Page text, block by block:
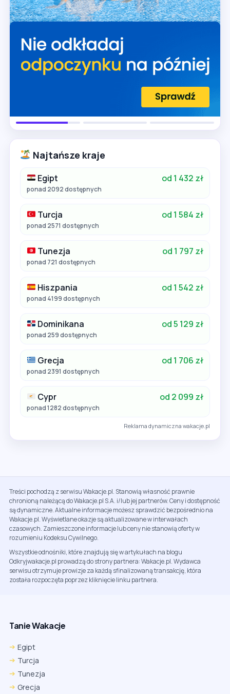
Najtańsze kraje
Egipt od 1 432 zł
ponad 2092 dostępnych
Turcja od 1 584 zł
ponad 2571 dostępnych
Tunezja od 1 797 zł
ponad 721 dostępnych
Hiszpania od 1 542 zł
ponad 4199 dostępnych
Dominikana od 5 129 zł
ponad 259 dostępnych
Grecja od 1 706 zł
ponad 2391 dostępnych
Cypr od 2 099 zł
ponad 1282 dostępnych
Reklama dynamiczna wakacje.pl
Treści pochodzą z serwisu Wakacje.pl. Stanowią własność prawnie
chronioną należącą do Wakacje.pl S.A. i/lub jej partnerów. Ceny i dostępność
są dynamiczne. Aktualne informacje możesz sprawdzić bezpośrednio na
Wakacje.pl. Wyświetlane okazje są aktualizowane w interwałach
czasowych. Zamieszczone informacje lub ceny nie stanowią oferty w
rozumieniu Kodeksu Cywilnego.
Wszystkie odnośniki, które znajdują się w artykułach na blogu
Odkryjwakacje.pl prowadzą do strony partnera: Wakacje.pl. Wydawca
serwisu otrzymuje prowizje za każdą sfinalizowaną transakcję, która
została rozpoczęta poprzez kliknięcie linku partnera.
Tanie Wakacje
Egipt
Turcja
Tunezja
Grecja